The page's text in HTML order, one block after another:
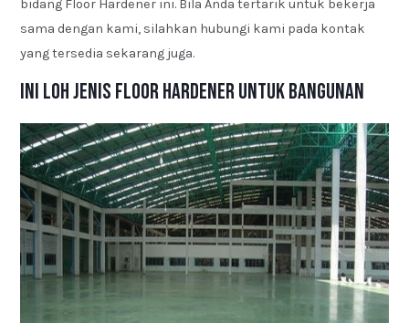
bidang Floor Hardener ini. Bila Anda tertarik untuk bekerja
sama dengan kami, silahkan hubungi kami pada kontak
yang tersedia sekarang juga.
Ini Loh Jenis Floor Hardener untuk Bangunan